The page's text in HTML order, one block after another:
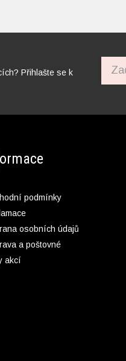
Přihlašte se k
podmínky
osobních údajů
a poštovné
akcí